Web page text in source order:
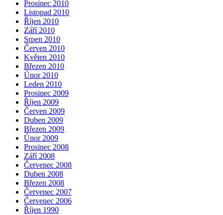
Prosinec 2010
Listopad 2010
Říjen 2010
Září 2010
Srpen 2010
Červen 2010
Květen 2010
Březen 2010
Únor 2010
Leden 2010
Prosinec 2009
Říjen 2009
Červen 2009
Duben 2009
Březen 2009
Únor 2009
Prosinec 2008
Září 2008
Červenec 2008
Duben 2008
Březen 2008
Červenec 2007
Červenec 2006
Říjen 1990